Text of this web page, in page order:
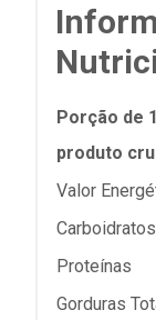
Porção de
produto cru
Valor
Carboidratos
Proteínas
Gorduras